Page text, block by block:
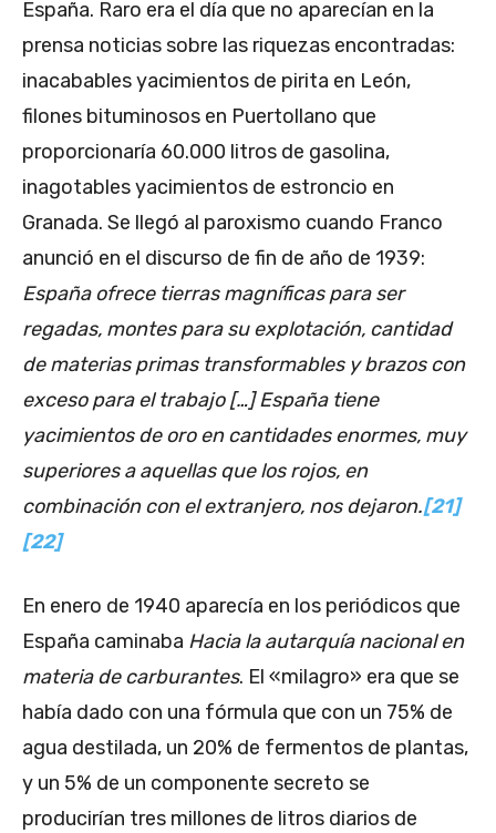
España. Raro era el día que no aparecían en la
prensa noticias sobre las riquezas encontradas:
inacabables yacimientos de pirita en León,
filones bituminosos en Puertollano que
proporcionaría 60.000 litros de gasolina,
inagotables yacimientos de estroncio en
Granada. Se llegó al paroxismo cuando Franco
anunció en el discurso de fin de año de 1939:
España ofrece tierras magníficas para ser
regadas, montes para su explotación, cantidad
de materias primas transformables y brazos con
exceso para el trabajo […] España tiene
yacimientos de oro en cantidades enormes, muy
superiores a aquellas que los rojos, en
combinación con el extranjero, nos dejaron.[21]
[22]
En enero de 1940 aparecía en los periódicos que
España caminaba Hacia la autarquía nacional en
materia de carburantes. El «milagro» era que se
había dado con una fórmula que con un 75% de
agua destilada, un 20% de fermentos de plantas,
y un 5% de un componente secreto se
producirían tres millones de litros diarios de